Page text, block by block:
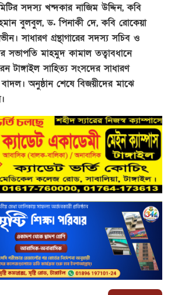
সদস্য খন্দকার নাজিম উদ্দিন, কবি
বুলবুল, ড. পিনাকী দে, কবি রোকেয়া
সাধারণ গ্রন্থাগারের সদস্য সচিব ও
সভাপতি মাহমুদ কামাল তত্বাবধানে
টাঙ্গাইল সাহিত্য সংসদের সাধারণ
অনুষ্ঠান শেষে বিজয়ীদের মাঝে